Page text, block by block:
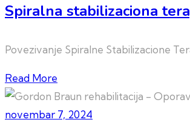
Spiralna stabilizaciona
Povezivanje Spiralne Stabilizacione
Read More
novembar 7, 2024